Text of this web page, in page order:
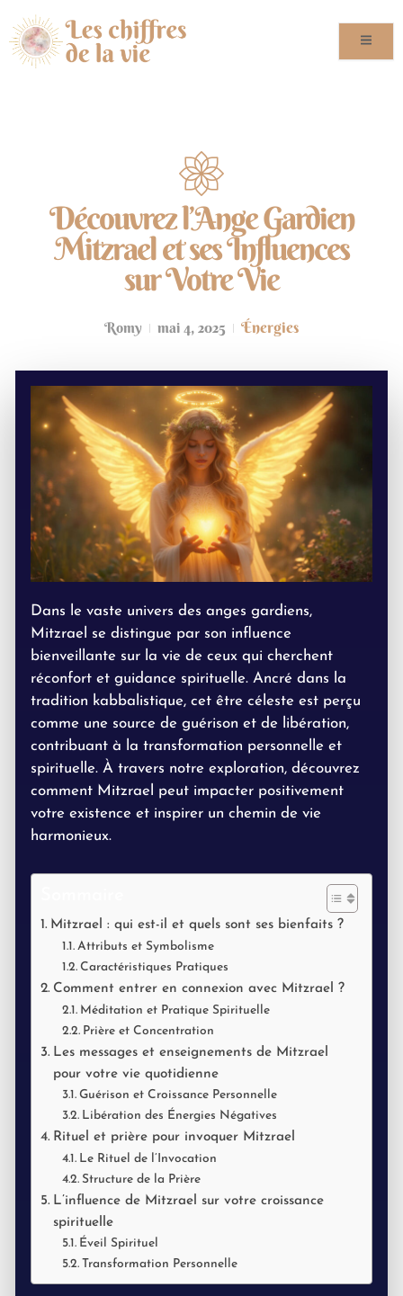
Découvrez l’Ange Gardien
Mitzrael et ses Influences
sur Votre Vie
Romy mai 4, 2025 Énergies
Dans le vaste univers des anges gardiens,
Mitzrael se distingue par son influence
bienveillante sur la vie de ceux qui cherchent
réconfort et guidance spirituelle. Ancré dans la
tradition kabbalistique, cet être céleste est perçu
comme une source de guérison et de libération,
contribuant à la transformation personnelle et
spirituelle. À travers notre exploration, découvrez
comment Mitzrael peut impacter positivement
votre existence et inspirer un chemin de vie
harmonieux.
Mitzrael : qui est-il et quels sont ses bienfaits ?
Attributs et Symbolisme
Caractéristiques Pratiques
Comment entrer en connexion avec Mitzrael ?
Méditation et Pratique Spirituelle
Prière et Concentration
Les messages et enseignements de Mitzrael
pour votre vie quotidienne
Guérison et Croissance Personnelle
Libération des Énergies Négatives
Rituel et prière pour invoquer Mitzrael
Le Rituel de l’Invocation
Structure de la Prière
L’influence de Mitzrael sur votre croissance
spirituelle
Éveil Spirituel
Transformation Personnelle